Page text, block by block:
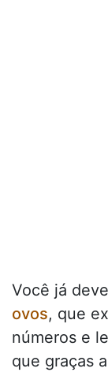
Você já
ovos, que
números e
que graças